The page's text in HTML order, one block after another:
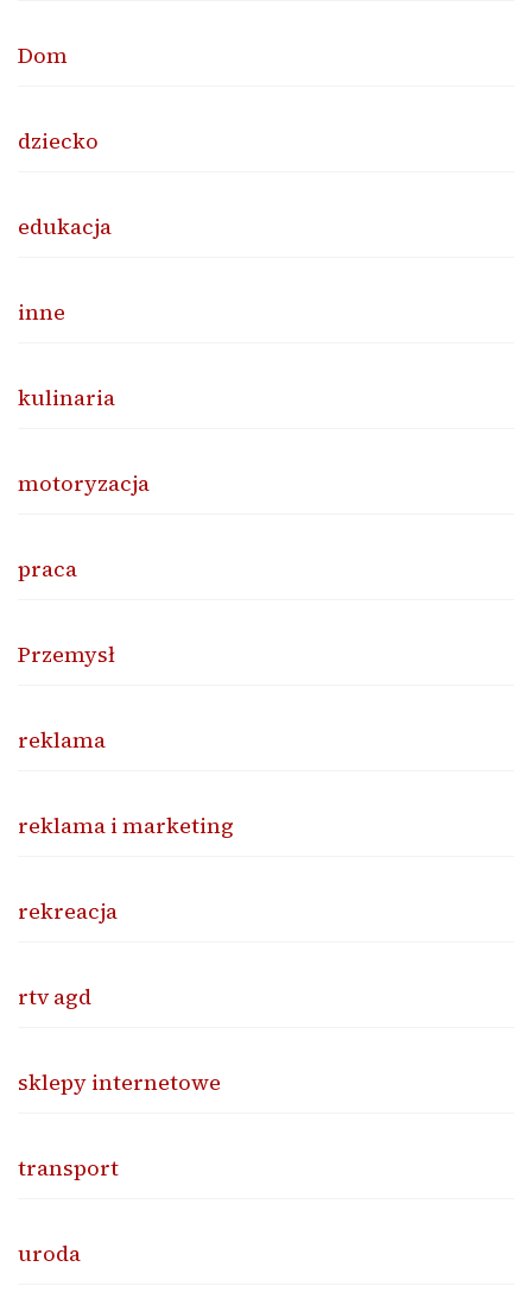
Dom
dziecko
edukacja
inne
kulinaria
motoryzacja
praca
Przemysł
reklama
reklama i marketing
rekreacja
rtv agd
sklepy internetowe
transport
uroda